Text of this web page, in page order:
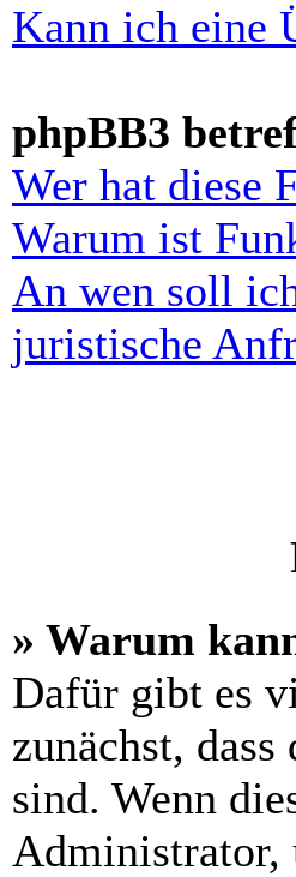
Kann ich eine
phpBB3
Wer hat diese
Warum ist
An wen soll
juristische
» Warum
Dafür gibt es
zunächst,
sind. Wenn
Administrator,